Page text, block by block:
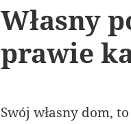
Własny
prawie
Swój własny dom,